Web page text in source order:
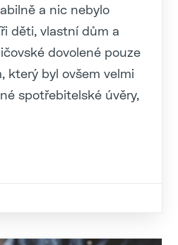
a nic nebylo
děti, vlastní dům a
dovolené pouze
který byl ovšem velmi
spotřebitelské úvěry,